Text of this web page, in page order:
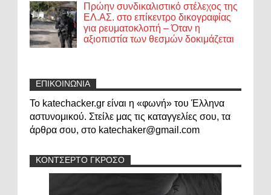
Πρώην συνδικαλιστικό στέλεχος της
ΕΛ.ΑΣ. στο επίκεντρο δικογραφίας
για ρευματοκλοπή – Όταν η
αξιοπιστία των θεσμών δοκιμάζεται
ΕΠΙΚΟΙΝΩΝΙΑ
Το katechacker.gr είναι η «φωνή» του Έλληνα
αστυνομικού. Στείλε μας τις καταγγελίες σου, τα
άρθρα σου, στο katechaker@gmail.com
ΚΟΝΤΣΕΡΤΟ ΓΚΡΟΣΟ